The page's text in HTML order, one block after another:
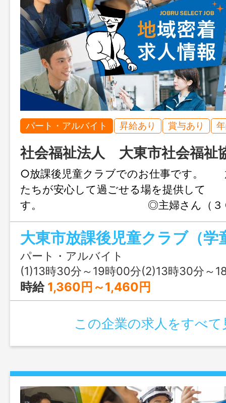
パート・アルバイト 昇給あり 賞与あり
社会福祉法人 大東市社会福祉
○放課後児童クラブでのお仕事です。
たちが安心して過ごせる場を提供して
す。 ◎主婦さん（３０代
５０代が活躍中！） ★勉強を教えたり
子どもたちが安心して 過ごせるよう
トするお仕事です。 ★室内だけでなく
の支援もしていただきます。 ★子ども
じる、やりがいのあるお仕事です♪ ★週
方 ★簡単なパソコン操作のできる方。
パート・アルバイト
(1)13時30分～19時00分(2)13時30分～18時30分(3)13時00分～19時00分又は 8時
時給 1,360円～1,460円
この企業の求人をすべて